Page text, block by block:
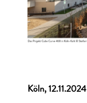
Köln, 12.11.2024